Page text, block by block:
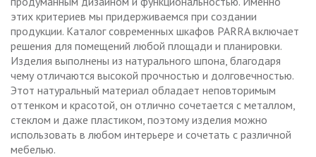
этих критериев мы придерживаемся при создании
продукции. Каталог современных шкафов PARRA включает
решения для помещений любой площади и планировки.
Изделия выполнены из натурального шпона, благодаря
чему отличаются высокой прочностью и долговечностью.
Этот натуральный материал обладает неповторимым
оттенком и красотой, он отлично сочетается с металлом,
стеклом и даже пластиком, поэтому изделия можно
использовать в любом интерьере и сочетать с различной
мебелью.